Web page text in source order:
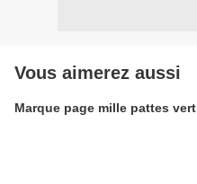
Vous aimerez aussi
Marque page mille pattes vert